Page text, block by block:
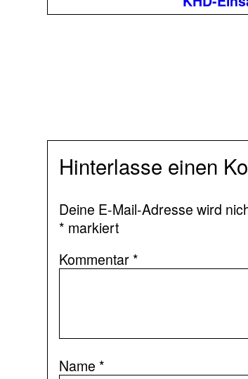
Hinterlasse einen
Deine E-Mail-Adresse wird
* markiert
Kommentar *
Name *